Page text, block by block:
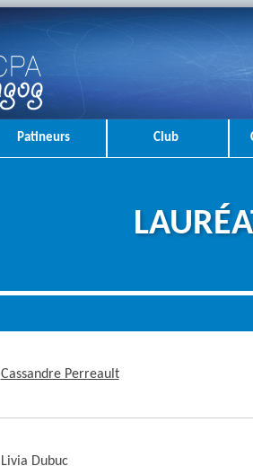
Patineurs Club
Cassandre Perreault
Livia Dubuc